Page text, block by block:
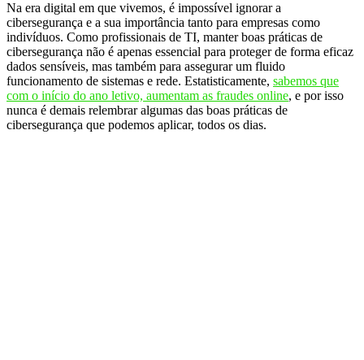
Na era digital em que vivemos, é impossível ignorar a
cibersegurança e a sua importância tanto para empresas como
indivíduos. Como profissionais de TI, manter boas práticas de
cibersegurança não é apenas essencial para proteger de forma eficaz
dados sensíveis, mas também para assegurar um fluido
funcionamento de sistemas e rede. Estatisticamente, sabemos que
com o início do ano letivo, aumentam as fraudes online, e por isso
nunca é demais relembrar algumas das boas práticas de
cibersegurança que podemos aplicar, todos os dias.